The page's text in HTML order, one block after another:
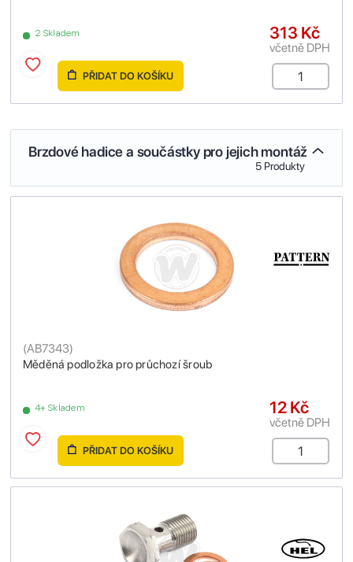
2 Skladem 313 Kč
včetně DPH
PŘIDAT DO KOŠÍKU
Brzdové hadice a součástky pro jejich montáž
5 Produkty
Měděná podložka pro průchozí šroub
(AB7343)
4+ Skladem 12 Kč
včetně DPH
PŘIDAT DO KOŠÍKU